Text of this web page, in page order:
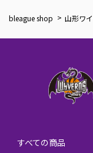
bleague shop 山形ワ
すべての商品